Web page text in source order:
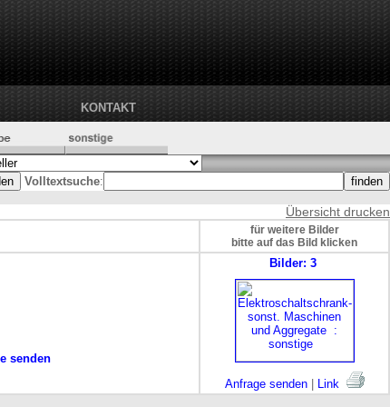
KONTAKT
Volltextsuche:
Übersicht drucken
für weitere Bilder
bitte auf das Bild klicken
senden
Bilder: 3
Anfrage senden|
Link